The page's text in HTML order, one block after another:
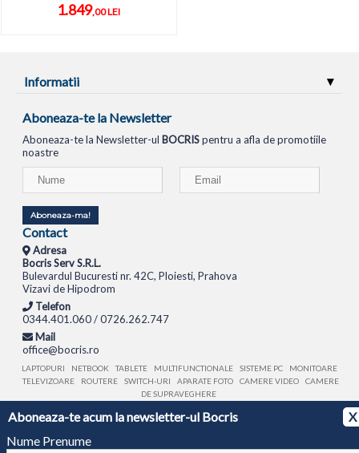
Aboneaza-te acum la newsletter-ul Bocris
X
Nume Prenume
1.849,00 LEI
Informatii
Aboneaza-te la Newsletter
Aboneaza-te la Newsletter-ul BOCRISpentru a afla de promotiile
noastre
Aboneaza-ma!
Contact
Adresa
Bocris Serv S.R.L.
Bulevardul Bucuresti nr. 42C, Ploiesti, Prahova
Vizavi de Hipodrom
Telefon
0344.401.060 / 0726.262.747
Mail
office@bocris.ro
LAPTOPURI NETBOOK TABLETE MULTIFUNCTIONALE SISTEME PC
MONITOARE
TELEVIZOARE
ROUTERE SWITCH-URI APARATE FOTO CAMERE VIDEO
CAMERE
DE SUPRAVEGHERE